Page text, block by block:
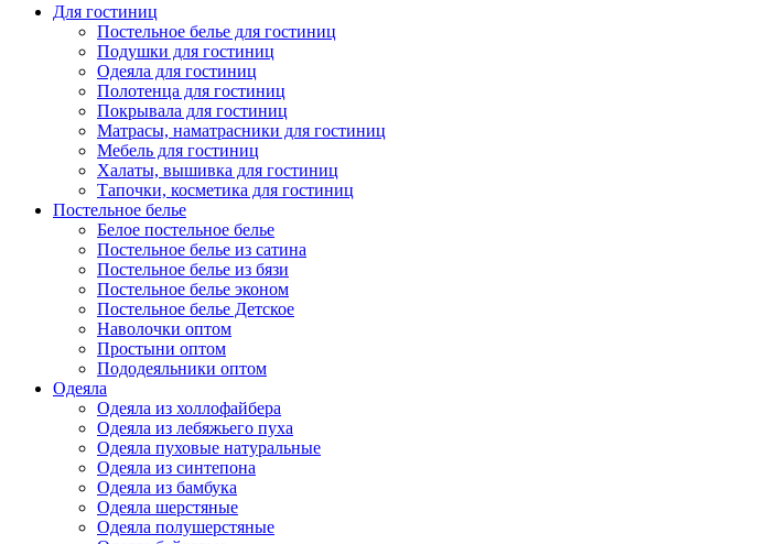
Для гостиниц
Постельное белье для гостиниц
Подушки для гостиниц
Одеяла для гостиниц
Полотенца для гостиниц
Покрывала для гостиниц
Матрасы, наматрасники для гостиниц
Мебель для гостиниц
Халаты, вышивка для гостиниц
Тапочки, косметика для гостиниц
Постельное белье
Белое постельное белье
Постельное белье из сатина
Постельное белье из бязи
Постельное белье эконом
Постельное белье Детское
Наволочки оптом
Простыни оптом
Пододеяльники оптом
Одеяла
Одеяла из холлофайбера
Одеяла из лебяжьего пуха
Одеяла пуховые натуральные
Одеяла из синтепона
Одеяла из бамбука
Одеяла шерстяные
Одеяла полушерстяные